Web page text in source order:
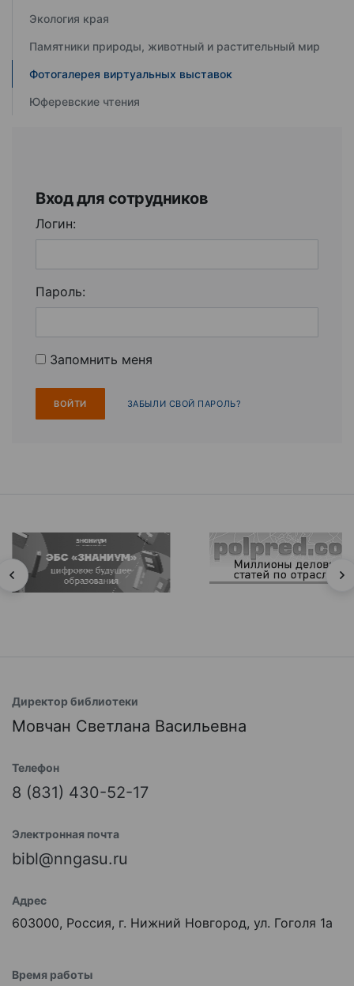
Экология края
Памятники природы, животный и растительный мир
Фотогалерея виртуальных выставок
Юферевские чтения
Вход для сотрудников
Логин:
Пароль:
Запомнить меня
ЗАБЫЛИ СВОЙ ПАРОЛЬ?
Директор библиотеки
Мовчан Светлана Васильевна
Телефон
8 (831) 430-52-17
Электронная почта
bibl@nngasu.ru
Адрес
603000, Россия, г. Нижний Новгород, ул. Гоголя 1а
Время работы